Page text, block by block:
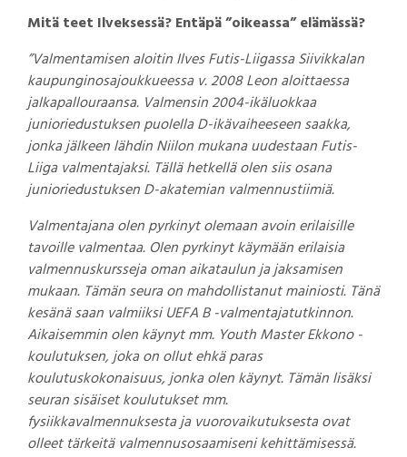
Mitä teet Ilveksessä? Entäpä ”oikeassa” elämässä?
”Valmentamisen aloitin Ilves Futis-Liigassa Siivikkalan
kaupunginosajoukkueessa v. 2008 Leon aloittaessa
jalkapallouraansa. Valmensin 2004-ikäluokkaa
junioriedustuksen puolella D-ikävaiheeseen saakka,
jonka jälkeen lähdin Niilon mukana uudestaan Futis-
Liiga valmentajaksi. Tällä hetkellä olen siis osana
junioriedustuksen D-akatemian valmennustiimiä.
Valmentajana olen pyrkinyt olemaan avoin erilaisille
tavoille valmentaa. Olen pyrkinyt käymään erilaisia
valmennuskursseja oman aikataulun ja jaksamisen
mukaan. Tämän seura on mahdollistanut mainiosti. Tänä
kesänä saan valmiiksi UEFA B -valmentajatutkinnon.
Aikaisemmin olen käynyt mm. Youth Master Ekkono -
koulutuksen, joka on ollut ehkä paras
koulutuskokonaisuus, jonka olen käynyt. Tämän lisäksi
seuran sisäiset koulutukset mm.
fysiikkavalmennuksesta ja vuorovaikutuksesta ovat
olleet tärkeitä valmennusosaamiseni kehittämisessä.